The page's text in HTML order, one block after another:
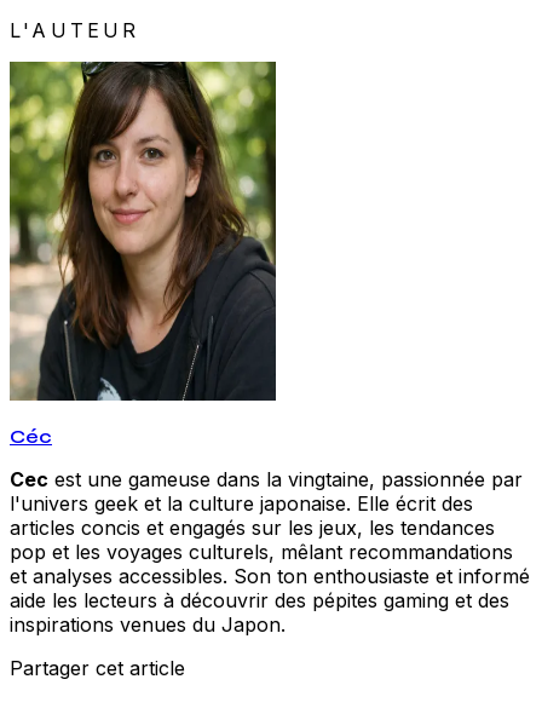
L'AUTEUR
Céc
Cec est une gameuse dans la vingtaine, passionnée par
l'univers geek et la culture japonaise. Elle écrit des
articles concis et engagés sur les jeux, les tendances
pop et les voyages culturels, mêlant recommandations
et analyses accessibles. Son ton enthousiaste et informé
aide les lecteurs à découvrir des pépites gaming et des
inspirations venues du Japon.
Partager cet article